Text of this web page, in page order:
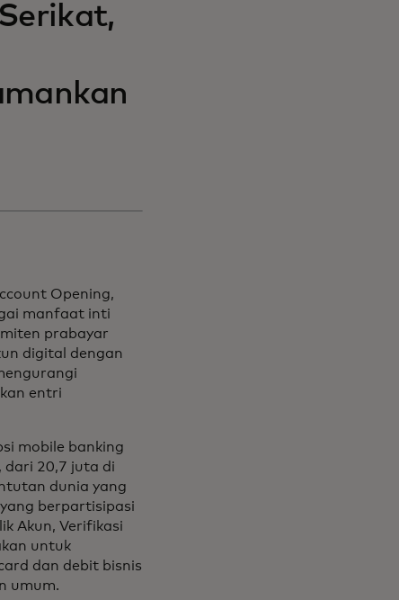
Opening,
manfaat inti
prabayar
digital dengan
entri
mobile banking
dari 20,7 juta di
dunia yang
berpartisipasi
Akun, Verifikasi
untuk
dan debit bisnis
umum.